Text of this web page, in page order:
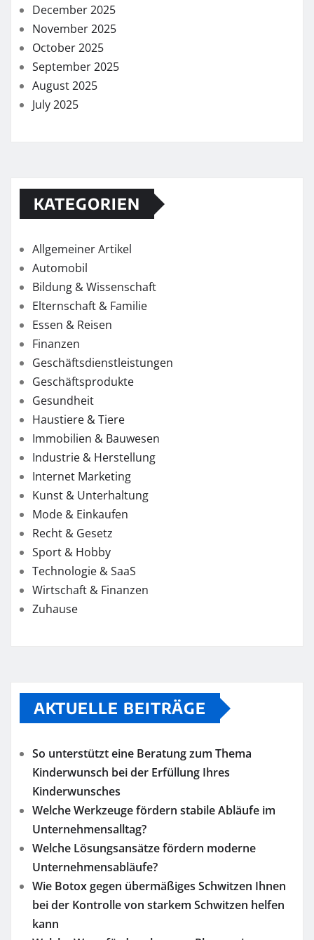
December 2025
November 2025
October 2025
September 2025
August 2025
July 2025
KATEGORIEN
Allgemeiner Artikel
Automobil
Bildung & Wissenschaft
Elternschaft & Familie
Essen & Reisen
Finanzen
Geschäftsdienstleistungen
Geschäftsprodukte
Gesundheit
Haustiere & Tiere
Immobilien & Bauwesen
Industrie & Herstellung
Internet Marketing
Kunst & Unterhaltung
Mode & Einkaufen
Recht & Gesetz
Sport & Hobby
Technologie & SaaS
Wirtschaft & Finanzen
Zuhause
AKTUELLE BEITRÄGE
So unterstützt eine Beratung zum Thema
Kinderwunsch bei der Erfüllung Ihres
Kinderwunsches
Welche Werkzeuge fördern stabile Abläufe im
Unternehmensalltag?
Welche Lösungsansätze fördern moderne
Unternehmensabläufe?
Wie Botox gegen übermäßiges Schwitzen Ihnen
bei der Kontrolle von starkem Schwitzen helfen
kann